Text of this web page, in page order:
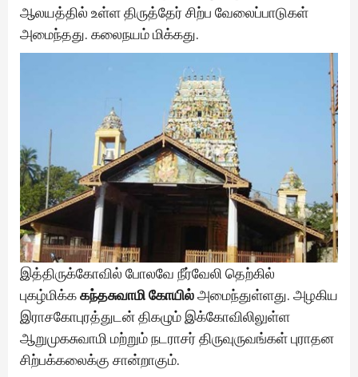
ஆலயத்தில் உள்ள திருத்தேர் சிற்ப வேலைப்பாடுகள்
அமைந்தது. கலைநயம் மிக்கது.
இத்திருக்கோவில் போலவே நீர்வேலி தெற்கில்
புகழ்மிக்ககந்தசுவாமி கோயில்அமைந்துள்ளது. அழகிய
இராசகோபுரத்துடன் திகழும் இக்கோவிலிலுள்ள
ஆறுமுகசுவாமி மற்றும் நடராசர் திருவுருவங்கள் புராதன
சிற்பக்கலைக்கு சான்றாகும்.